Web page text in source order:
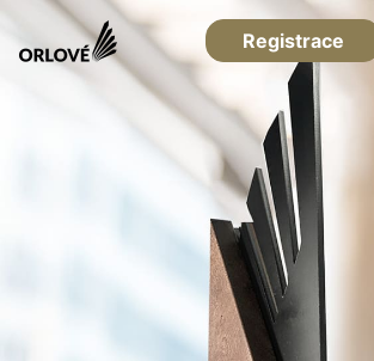
Registrace